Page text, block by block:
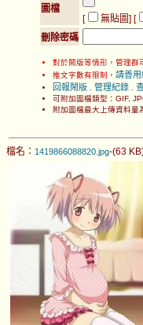
圖檔
[
無貼圖] [
刪除密碼
對於鬧版等情形，管理群
推文字數有限制， 請善
回報鬧版
管理紀錄
可附加圖檔類型：GIF,
附加圖檔最大上傳資料量
檔名： 1419866088820.jpg-(63